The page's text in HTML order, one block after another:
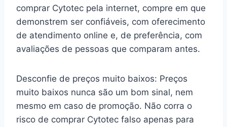
comprar Cytotec pela internet, compre em que
demonstrem ser confiáveis, com oferecimento
de atendimento online e, de preferência, com
avaliações de pessoas que comparam antes.
Desconfie de preços muito baixos: Preços
muito baixos nunca são um bom sinal, nem
mesmo em caso de promoção. Não corra o
risco de comprar Cytotec falso apenas para